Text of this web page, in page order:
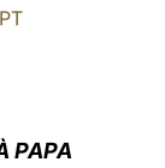
PT
PAPA